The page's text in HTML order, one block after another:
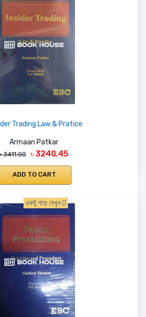
Trading Law & Pratice
Armaan Patkar
৳ 3411.00 ৳ 3240.45
ADD TO CART
একটু পড়ে দেখুন